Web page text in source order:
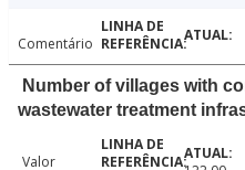
Comentário
Number of villages with
wastewater treatment
Valor